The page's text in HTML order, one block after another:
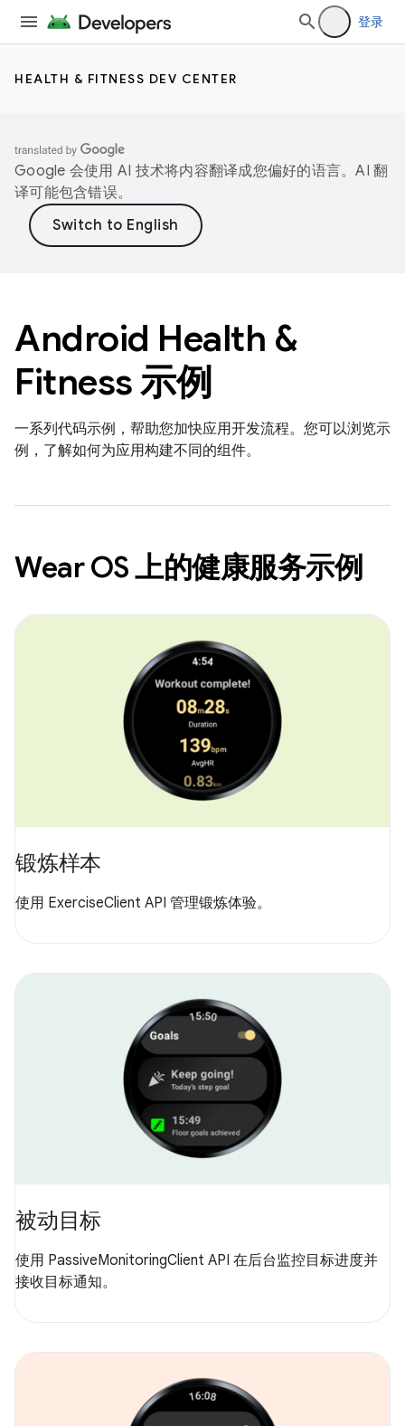
登录
HEALTH & FITNESS DEV CENTER
Google 会使用 AI 技术将内容翻译成您偏好的语言。AI 翻
译可能包含错误。
Android Health &
Fitness 示例
一系列代码示例，帮助您加快应用开发流程。您可以浏览示
例，了解如何为应用构建不同的组件。
Wear OS 上的健康服务示例
锻炼样本
使用 ExerciseClient API 管理锻炼体验。
被动目标
使用 PassiveMonitoringClient API 在后台监控目标进度并
接收目标通知。